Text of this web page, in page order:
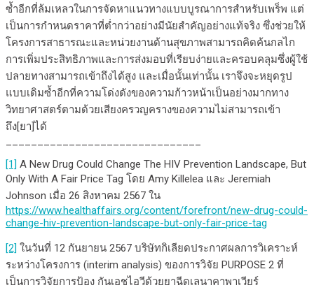
ซ้ำอีกที่ล้มเหลวในการจัดหาแนวทางแบบบูรณาการสำหรับเพร็พ แต่
เป็นการกำหนดราคาที่ต่ำกว่าอย่างมีนัยสำคัญอย่างแท้จริง ซึ่งช่วยให้
โครงการสาธารณะและหน่วยงานด้านสุขภาพสามารถคิดค้นกลไก
การเพิ่มประสิทธิภาพและการส่งมอบที่เรียบง่ายและครอบคลุมซึ่งผู้ใช้
ปลายทางสามารถเข้าถึงได้สูง และเมื่อนั้นเท่านั้น เราจึงจะหยุดรูป
แบบเดิมซ้ำอีกที่ความโด่งดังของความก้าวหน้าเป็นอย่างมากทาง
วิทยาศาสตร์ตามด้วยเสียงครวญครางของความไม่สามารถเข้า
ถึง[ยา]ได้
[1] A New Drug Could Change The HIV Prevention Landscape, But
Only With A Fair Price Tag โดย Amy Killelea และ Jeremiah
Johnson เมื่อ 26 สิงหาคม 2567 ใน
https://www.healthaffairs.org/content/forefront/new-drug-could-
change-hiv-prevention-landscape-but-only-fair-price-tag
[2] ในวันที่ 12 กันยายน 2567 บริษัทกิเลียดประกาศผลการวิเคราะห์
ระหว่างโครงการ (interim analysis) ของการวิจัย PURPOSE 2 ที่
เป็นการวิจัยการป้อง กันเอชไอวีด้วยยาฉีดเลนาคาพาเวียร์